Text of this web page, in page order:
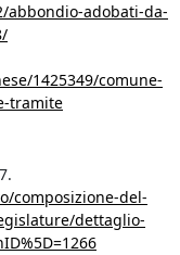
abbondio-adobati-da-
1425349/comune-
tramite
composizione-del-
dettaglio-